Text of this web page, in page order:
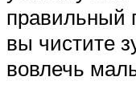
правильный
вы чистите
вовлечь